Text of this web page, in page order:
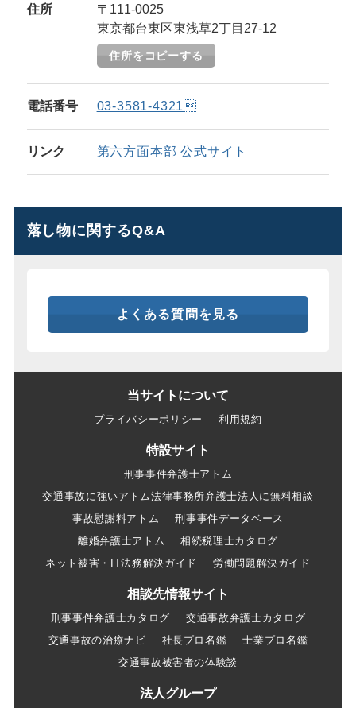
住所
〒111-0025
東京都台東区東浅草2丁目27-12
住所をコピーする
電話番号 03-3581-4321
リンク 第六方面本部 公式サイト
落し物に関するQ&A
よくある質問を見る
当サイトについて
プライバシーポリシー 利用規約
特設サイト
刑事事件弁護士アトム
交通事故に強いアトム法律事務所弁護士法人に無料相談
事故慰謝料アトム
刑事事件データベース
離婚弁護士アトム
相続税理士カタログ
ネット被害・IT法務解決ガイド
労働問題解決ガイド
相談先情報サイト
刑事事件弁護士カタログ
交通事故弁護士カタログ
交通事故の治療ナビ
社長プロ名鑑
士業プロ名鑑
交通事故被害者の体験談
法人グループ